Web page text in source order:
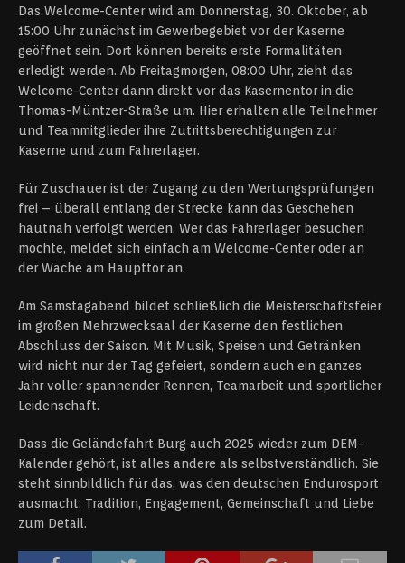
Das Welcome-Center wird am Donnerstag, 30. Oktober, ab
15:00 Uhr zunächst im Gewerbegebiet vor der Kaserne
geöffnet sein. Dort können bereits erste Formalitäten
erledigt werden. Ab Freitagmorgen, 08:00 Uhr, zieht das
Welcome-Center dann direkt vor das Kasernentor in die
Thomas-Müntzer-Straße um. Hier erhalten alle Teilnehmer
und Teammitglieder ihre Zutrittsberechtigungen zur
Kaserne und zum Fahrerlager.
Für Zuschauer ist der Zugang zu den Wertungsprüfungen
frei – überall entlang der Strecke kann das Geschehen
hautnah verfolgt werden. Wer das Fahrerlager besuchen
möchte, meldet sich einfach am Welcome-Center oder an
der Wache am Haupttor an.
Am Samstagabend bildet schließlich die Meisterschaftsfeier
im großen Mehrzwecksaal der Kaserne den festlichen
Abschluss der Saison. Mit Musik, Speisen und Getränken
wird nicht nur der Tag gefeiert, sondern auch ein ganzes
Jahr voller spannender Rennen, Teamarbeit und sportlicher
Leidenschaft.
Dass die Geländefahrt Burg auch 2025 wieder zum DEM-
Kalender gehört, ist alles andere als selbstverständlich. Sie
steht sinnbildlich für das, was den deutschen Endurosport
ausmacht: Tradition, Engagement, Gemeinschaft und Liebe
zum Detail.